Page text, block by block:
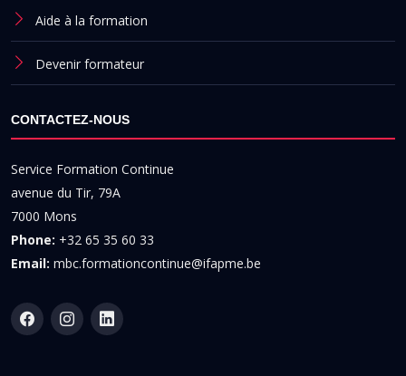
Aide à la formation
Devenir formateur
CONTACTEZ-NOUS
Service Formation Continue
avenue du Tir, 79A
7000 Mons
Phone: +32 65 35 60 33
Email: mbc.formationcontinue@ifapme.be